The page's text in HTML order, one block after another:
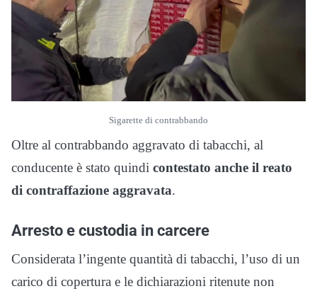
Sigarette di contrabbando
Oltre al contrabbando aggravato di tabacchi, al
conducente è stato quindi contestato anche il reato
di contraffazione aggravata.
Arresto e custodia in carcere
Considerata l’ingente quantità di tabacchi, l’uso di un
carico di copertura e le dichiarazioni ritenute non